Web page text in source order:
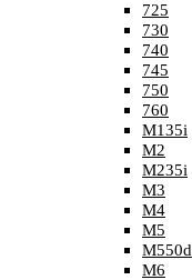
725
730
740
745
750
760
M135i
M2
M235i
M3
M4
M5
M550d
M6